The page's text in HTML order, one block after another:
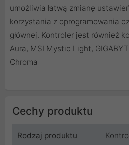
umożliwia łatwą zmianę
korzystania z oprogramowania
głównej. Kontroler jest również
Aura, MSI Mystic Light,
Chroma
Cechy produktu
Rodzaj produktu